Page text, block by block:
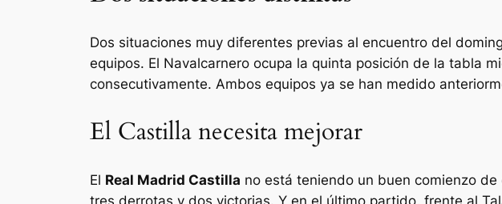
Dos situaciones muy diferentes previas al encuentro del
equipos. El Navalcarnero ocupa la quinta posición de la tabla
consecutivamente. Ambos equipos ya se han medido
El Castilla necesita mejorar
El Real Madrid Castilla no está teniendo un buen comienzo